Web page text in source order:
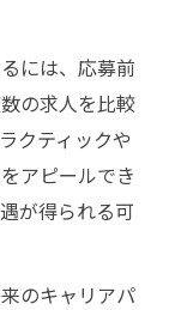
には、応募前
の求人を比較
クティックや
アピールでき
が得られる可
のキャリアパ